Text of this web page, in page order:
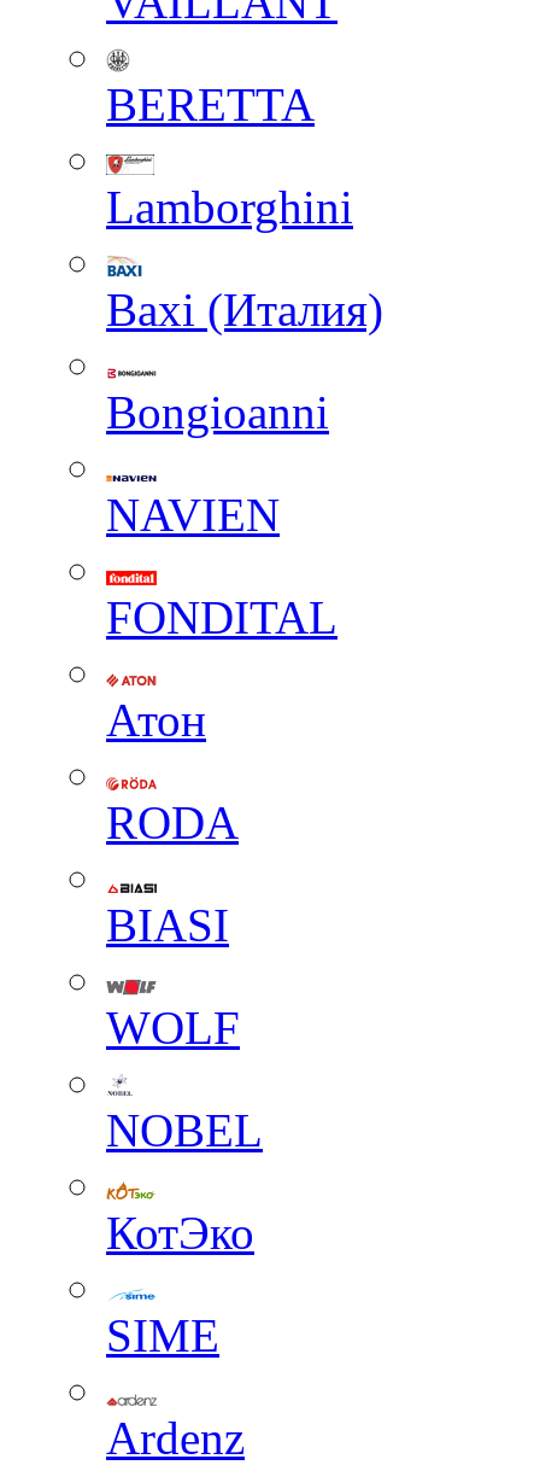
BERETTA
Lamborghini
Baxi (Италия)
Вongioanni
NAVIEN
FONDITAL
Атон
RODA
BIASI
WOLF
NOBEL
КотЭко
SIME
Ardenz